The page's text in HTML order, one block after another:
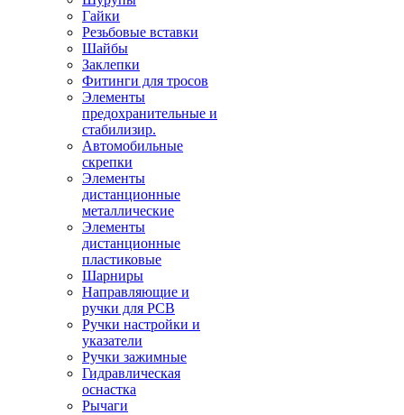
Гайки
Резьбовые вставки
Шайбы
Заклепки
Фитинги для тросов
Элементы
предохранительные и
стабилизир.
Автомобильные
скрепки
Элементы
дистанционные
металлические
Элементы
дистанционные
пластиковые
Шарниры
Направляющие и
ручки для PCB
Ручки настройки и
указатели
Ручки зажимные
Гидравлическая
оснастка
Рычаги